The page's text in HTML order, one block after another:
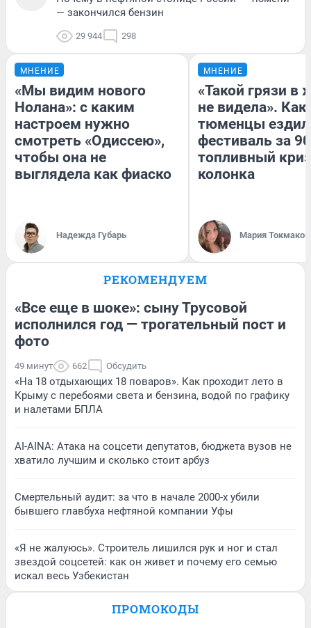
— закончился бензин
29 944 298
МНЕНИЕ
«Мы видим нового
Нолана»: с каким
настроем нужно
смотреть «Одиссею»,
чтобы она не
выглядела как фиаско
Надежда Губарь
МНЕНИЕ
«Такой грязи в
не видела». Как
тюменцы
фестиваль за
топливный
колонка
Мария
РЕКОМЕНДУЕМ
«Все еще в шоке»: сыну Трусовой
исполнился год — трогательный пост и
фото
49 минут 662 Обсудить
«На 18 отдыхающих 18 поваров». Как проходит лето в
Крыму с перебоями света и бензина, водой по графику
и налетами БПЛА
AI-AINA: Атака на соцсети депутатов, бюджета вузов не
хватило лучшим и сколько стоит арбуз
Смертельный аудит: за что в начале 2000-х убили
бывшего главбуха нефтяной компании Уфы
«Я не жалуюсь». Строитель лишился рук и ног и стал
звездой соцсетей: как он живет и почему его семью
искал весь Узбекистан
ПРОМОКОДЫ